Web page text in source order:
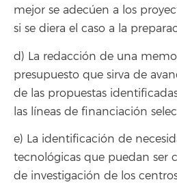
mejor se adecúen a los
si se diera el caso a la
d) La redacción de una
presupuesto que sirva de
de las propuestas
las líneas de financiación
e) La identificación de
tecnológicas que puedan ser
de investigación de los